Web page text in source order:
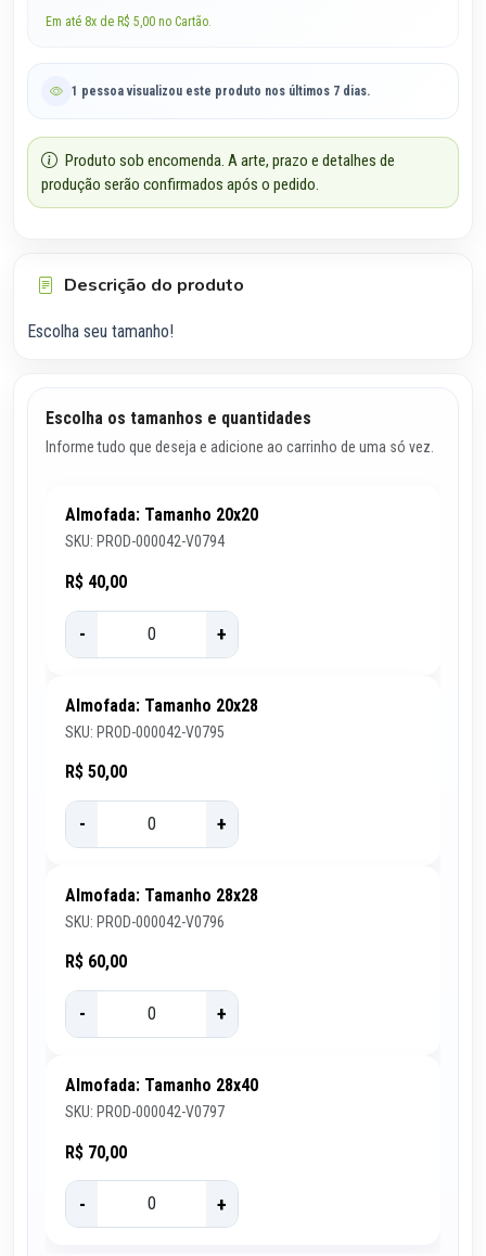
Descrição do produto
Escolha seu tamanho!
Em até 8x de R$ 5,00 no Cartão.
1 pessoa visualizou este produto nos últimos 7 dias.
Produto sob encomenda. A arte, prazo e detalhes de
produção serão confirmados após o pedido.
Escolha os tamanhos e quantidades
Informe tudo que deseja e adicione ao carrinho de uma só vez.
Almofada: Tamanho 20x20
SKU: PROD-000042-V0794
R$ 40,00
- +
Almofada: Tamanho 20x28
SKU: PROD-000042-V0795
R$ 50,00
- +
Almofada: Tamanho 28x28
SKU: PROD-000042-V0796
R$ 60,00
- +
Almofada: Tamanho 28x40
SKU: PROD-000042-V0797
R$ 70,00
- +